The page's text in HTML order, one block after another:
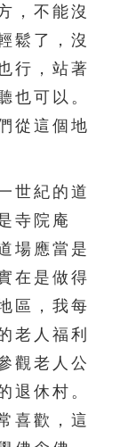
，不能沒
鬆了，沒
行，站著
也可以。
從這個地
世紀的道
寺院庵
場應當是
在是做得
區，我每
老人福利
觀老人公
退休村。
喜歡，這